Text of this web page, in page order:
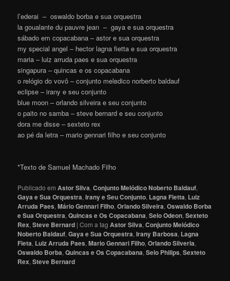
l’ederai – oswaldo borba e sua orquestra
la goualante du pauvre jean – gaya e sua orquestra
sábado em copacabana – astor e sua orquestra
my special angel – hector lagna fietta e sua orquestra
maria – luiz arruda paes e sua orquestra
singapura – quincas e os copacabana
o relógio do vovô – conjunto melвdico norberto baldauf
eclipse – irany e seu conjunto
blue moon – orlando silveira e seu conjunto
o paito no samba – steve bernard e seu conjunto
dora me disse – sexteto rex
ao pé da letra – mаrio gennari filho e seu conjunto
*Texto de Samuel Machado Filho
Publicado em Astor Silva,Conjunto Melódico Noberto Baldauf,
Gaya e Sua Orquestra,Irany e Seu Conjunto, Lagna Fietta, Luiz
Arruda Paes,Mário Gennari Filho,Orlando Silveira,Oswaldo Borba
e Sua Orquestra,Quincas e Os Copacabana,Selo Odeon,Sexteto
Rex,Steve Bernard |Com a tagAstor Silva,Conjunto Melódico
Noberto Baldauf,Gaya e Sua Orquestra,Irany Barbosa, Lagna
Fieta, Luiz Arruda Paes,Mario Gennari Filho,Orlando Silveria,
Oswaldo Borba,Quincas e Os Copacabana,Selo Philips,Sexteto
Rex,Steve Bernard